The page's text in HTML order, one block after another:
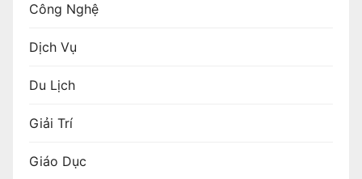
Công Nghệ
Dịch Vụ
Du Lịch
Giải Trí
Giáo Dục